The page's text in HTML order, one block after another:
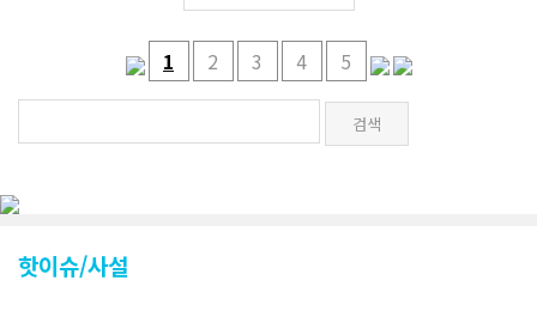
1 2 3 4 5
핫이슈/사설